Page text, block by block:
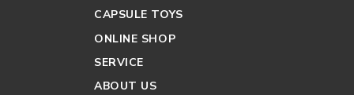
CAPSULE TOYS
ONLINE SHOP
SERVICE
ABOUT US